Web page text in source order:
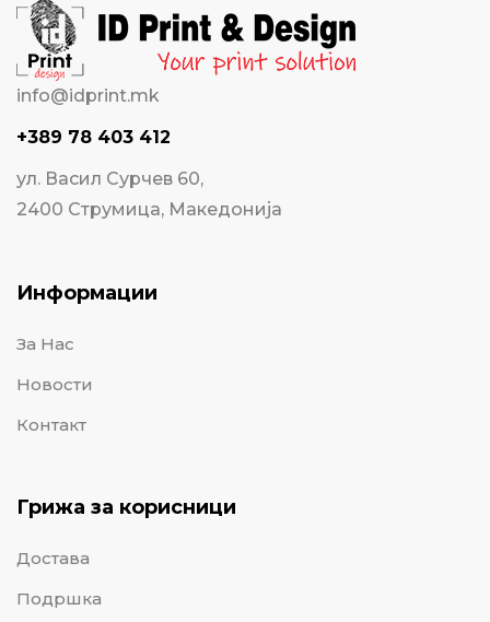
info@idprint.mk
+389 78 403 412
ул. Васил Сурчев 60,
2400 Струмица, Македонија
Информации
За Нас
Новости
Контакт
Грижа за корисници
Достава
Подршка